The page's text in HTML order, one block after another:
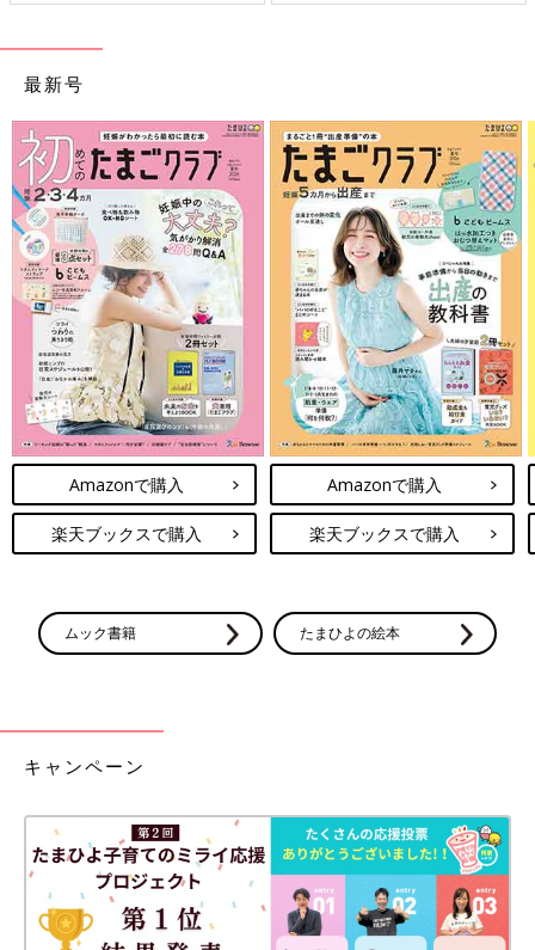
最新号
Amazonで購入
楽天ブックスで購入
Amazonで購入
楽天ブックスで購入
ムック書籍 たまひよの絵本
キャンペーン